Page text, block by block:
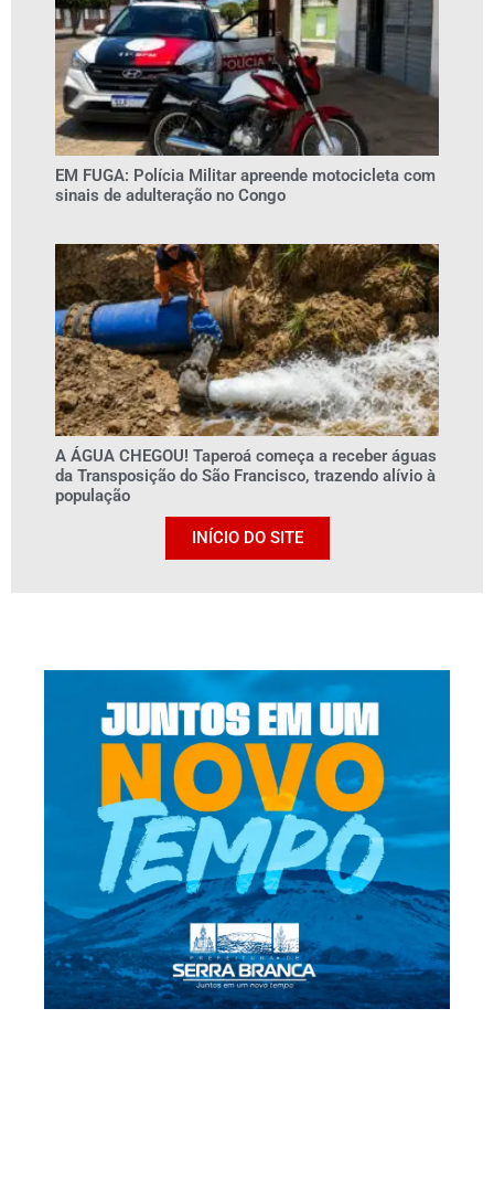
EM FUGA: Polícia Militar apreende motocicleta com
sinais de adulteração no Congo
A ÁGUA CHEGOU! Taperoá começa a receber águas
da Transposição do São Francisco, trazendo alívio à
população
INÍCIO DO SITE